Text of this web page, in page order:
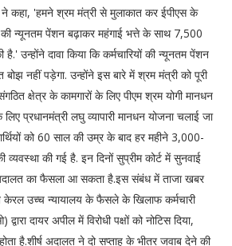
कहा, 'हमने श्रम मंत्री से मुलाकात कर ईपीएस के
की न्यूनतम पेंशन बढ़ाकर महंगाई भत्ते के साथ 7,500
उन्होंने दावा किया कि कर्मचारियों की न्यूनतम पेंशन
नहीं पड़ेगा. उन्होंने इस बारे में श्रम मंत्री को पूरी
क्षेत्र के कामगारों के लिए पीएम श्रम योगी मानधन
लिए प्रधानमंत्री लघु व्यापारी मानधन योजना चलाई जा
को 60 साल की उम्र के बाद हर महीने 3,000-
की गई है. इन दिनों सुप्रीम कोर्ट में सुनवाई
का फैसला आ सकता है.इस संबंध में ताजा खबर
केरल उच्च न्यायालय के फैसले के खिलाफ कर्मचारी
दायर अपील में विरोधी पक्षों को नोटिस दिया,
है.शीर्ष अदालत ने दो सप्ताह के भीतर जवाब देने की